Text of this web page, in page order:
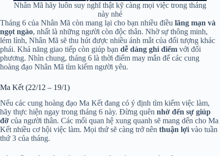
Nhân Mã hãy luôn suy nghĩ thật kỹ càng mọi việc trong tháng
này nhé
Tháng 6 của Nhân Mã còn mang lại cho bạn nhiều điều lãng mạn và
ngọt ngào, nhất là những người còn độc thân. Nhờ sự thông minh,
lém lỉnh, Nhân Mã sẽ thu hút được nhiều ánh mắt của đối tượng khác
phái. Khả năng giao tiếp còn giúp bạn dễ dàng ghi điểm với đối
phương. Nhìn chung, tháng 6 là thời điểm may mắn để các cung
hoàng đạo Nhân Mã tìm kiếm người yêu.
Ma Kết (22/12 – 19/1)
Nếu các cung hoàng đạo Ma Kết đang có ý định tìm kiếm việc làm,
hãy thực hiện ngay trong tháng 6 này. Đừng quên nhờ đến sự giúp
đỡ của người thân. Các mối quan hệ xung quanh sẽ mang dến cho Ma
Kết nhiều cơ hội việc làm. Mọi thứ sẽ càng trở nên thuận lợi vào tuần
thứ 3 của tháng.